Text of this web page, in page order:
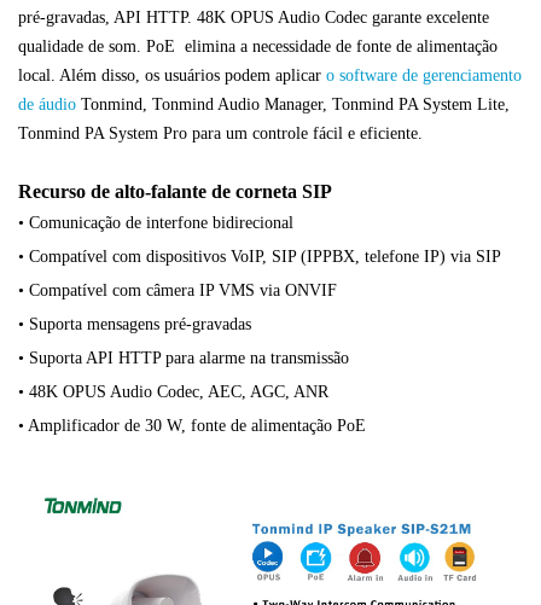
pré-gravadas, API HTTP. 48K OPUS Audio Codec garante excelente
qualidade de som. PoE elimina a necessidade de fonte de alimentação
local. Além disso, os usuários podem aplicar o software de gerenciamento
de áudio Tonmind, Tonmind Audio Manager, Tonmind PA System Lite,
Tonmind PA System Pro para um controle fácil e eficiente.
Recurso de alto-falante de corneta SIP
• Comunicação de interfone bidirecional
• Compatível com dispositivos VoIP, SIP (IPPBX, telefone IP) via SIP
• Compatível com câmera IP VMS via ONVIF
• Suporta mensagens pré-gravadas
• Suporta API HTTP para alarme na transmissão
• 48K OPUS Audio Codec, AEC, AGC, ANR
• Amplificador de 30 W, fonte de alimentação PoE